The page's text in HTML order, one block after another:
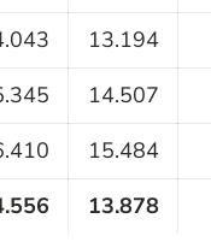
13.194
14.507
15.484
13.878